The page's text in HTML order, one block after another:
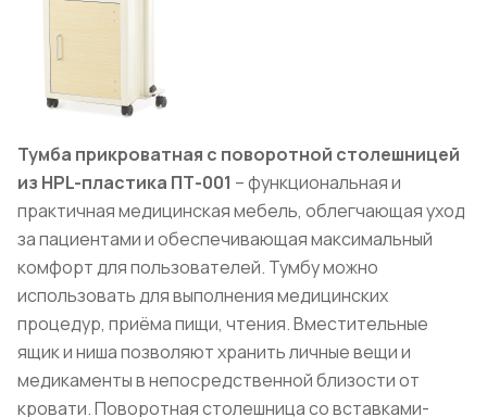
Тумба прикроватная с поворотной столешницей
из HPL-пластика ПТ-001 – функциональная и
практичная медицинская мебель, облегчающая уход
за пациентами и обеспечивающая максимальный
комфорт для пользователей. Тумбу можно
использовать для выполнения медицинских
процедур, приёма пищи, чтения. Вместительные
ящик и ниша позволяют хранить личные вещи и
медикаменты в непосредственной близости от
кровати. Поворотная столешница со вставками-